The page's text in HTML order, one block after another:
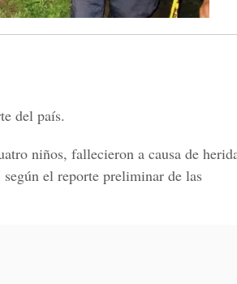
del país.
niños, fallecieron a causa de
el reporte preliminar de las